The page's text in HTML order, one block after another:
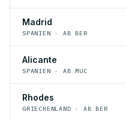
Madrid
SPANIEN · AB BER
Alicante
SPANIEN · AB MUC
Rhodes
GRIECHENLAND · AB BER